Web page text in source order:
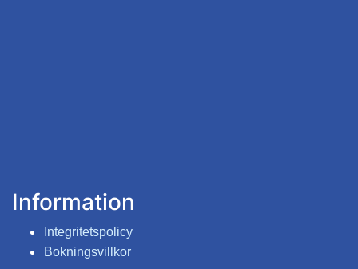
Information
Integritetspolicy
Bokningsvillkor